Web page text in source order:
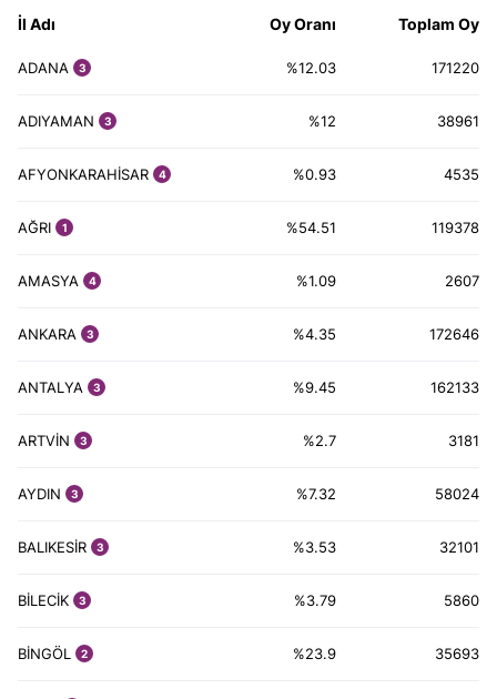
İl Adı Oy Oranı Toplam Oy
ADANA 3 %12.03 171220
ADIYAMAN 3 %12 38961
AFYONKARAHİSAR 4 %0.93 4535
AĞRI 1 %54.51 119378
AMASYA 4 %1.09 2607
ANKARA 3 %4.35 172646
ANTALYA 3 %9.45 162133
ARTVİN 3 %2.7 3181
AYDIN 3 %7.32 58024
BALIKESİR 3 %3.53 32101
BİLECİK 3 %3.79 5860
BİNGÖL 2 %23.9 35693